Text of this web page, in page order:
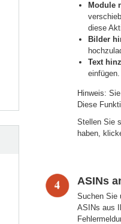
Module
diese
Bilder
Text
einfügen.
Hinweis:
Diese
Stellen Sie
haben,
ASINs
Suchen Sie
ASINs aus